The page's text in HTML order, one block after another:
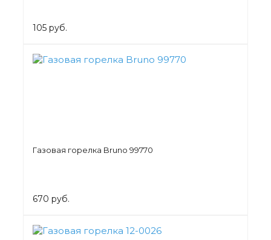
105 руб.
Газовая горелка Bruno 99770
670 руб.